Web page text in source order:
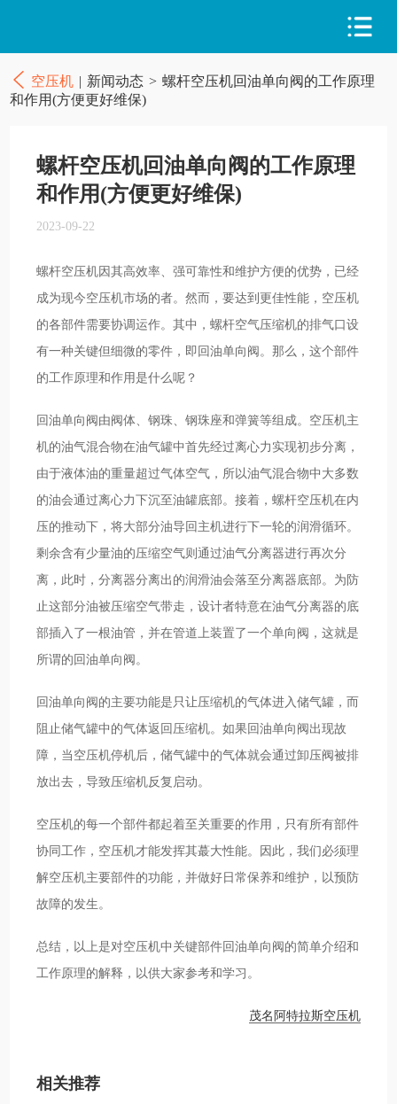
空压机 | 新闻动态 > 螺杆空压机回油单向阀的工作原理
和作用(方便更好维保)
螺杆空压机回油单向阀的工作原理
和作用(方便更好维保)
2023-09-22
螺杆空压机因其高效率、强可靠性和维护方便的优势，已经
成为现今空压机市场的者。然而，要达到更佳性能，空压机
的各部件需要协调运作。其中，螺杆空气压缩机的排气口设
有一种关键但细微的零件，即回油单向阀。那么，这个部件
的工作原理和作用是什么呢？
回油单向阀由阀体、钢珠、钢珠座和弹簧等组成。空压机主
机的油气混合物在油气罐中首先经过离心力实现初步分离，
由于液体油的重量超过气体空气，所以油气混合物中大多数
的油会通过离心力下沉至油罐底部。接着，螺杆空压机在内
压的推动下，将大部分油导回主机进行下一轮的润滑循环。
剩余含有少量油的压缩空气则通过油气分离器进行再次分
离，此时，分离器分离出的润滑油会落至分离器底部。为防
止这部分油被压缩空气带走，设计者特意在油气分离器的底
部插入了一根油管，并在管道上装置了一个单向阀，这就是
所谓的回油单向阀。
回油单向阀的主要功能是只让压缩机的气体进入储气罐，而
阻止储气罐中的气体返回压缩机。如果回油单向阀出现故
障，当空压机停机后，储气罐中的气体就会通过卸压阀被排
放出去，导致压缩机反复启动。
空压机的每一个部件都起着至关重要的作用，只有所有部件
协同工作，空压机才能发挥其蕞大性能。因此，我们必须理
解空压机主要部件的功能，并做好日常保养和维护，以预防
故障的发生。
总结，以上是对空压机中关键部件回油单向阀的简单介绍和
工作原理的解释，以供大家参考和学习。
茂名阿特拉斯空压机
相关推荐